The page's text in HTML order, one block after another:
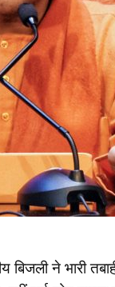
ने भारी